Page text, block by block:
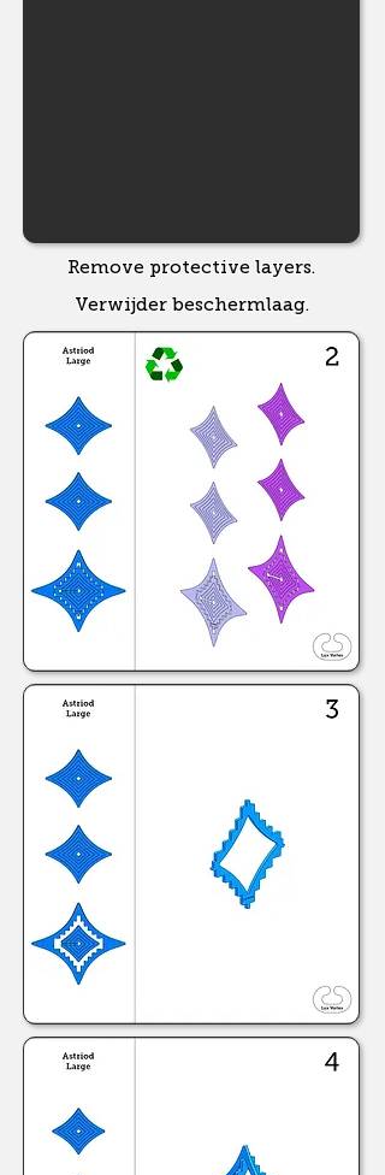
Remove protective layers.
Verwijder beschermlaag.